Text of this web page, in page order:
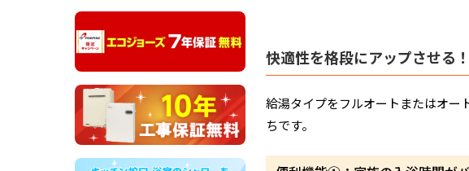
快適性を格段にアップさせる
給湯タイプをフルオートまたはオー
ちです。